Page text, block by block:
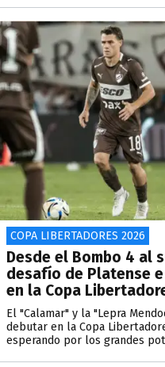
COPA LIBERTADORES 2026
Desde el Bombo 4 al
desafío de Platense
en la Copa
El "Calamar" y la "Lepra
debutar en la Copa
esperando por los grandes